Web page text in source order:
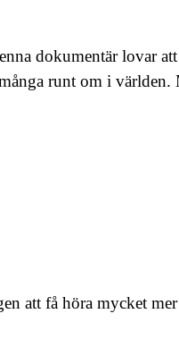
dokumentär lovar
runt om i
att få höra mycket